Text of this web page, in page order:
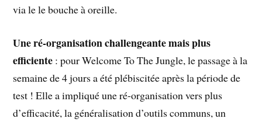
via le le bouche à oreille.
Une ré-organisation challengeante mais plus
efficiente : pour Welcome To The Jungle, le passage à la
semaine de 4 jours a été plébiscitée après la période de
test ! Elle a impliqué une ré-organisation vers plus
d’efficacité, la généralisation d’outils communs, un